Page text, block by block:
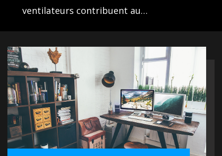
ventilateurs contribuent au
ce qui est la clé pour un système stable
pour des performances au top à tout
moment.